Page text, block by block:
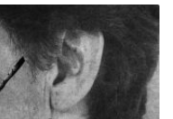
י
י
ל